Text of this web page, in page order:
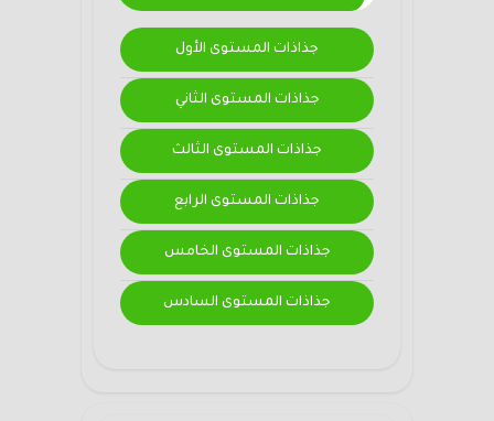
جذاذات المستوى الأول
جذاذات المستوى الثاني
جذاذات المستوى الثالث
جذاذات المستوى الرابع
جذاذات المستوى الخامس
جذاذات المستوى السادس